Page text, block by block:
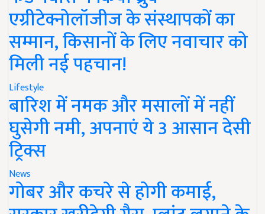
एग्रीटेक्नोलॉजीज के संस्थापकों का
सम्मान, किसानों के लिए नवाचार को
मिली नई पहचान!
Lifestyle
बारिश में नमक और मसालों में नहीं
घुसेगी नमी, अपनाएं ये 3 आसान देसी
ट्रिक्स
News
गोबर और कचरे से होगी कमाई,